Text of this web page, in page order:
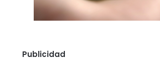
Publicidad